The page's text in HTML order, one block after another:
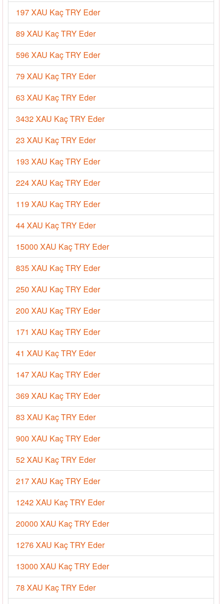
197 XAU Kaç TRY Eder
89 XAU Kaç TRY Eder
596 XAU Kaç TRY Eder
79 XAU Kaç TRY Eder
63 XAU Kaç TRY Eder
3432 XAU Kaç TRY Eder
23 XAU Kaç TRY Eder
193 XAU Kaç TRY Eder
224 XAU Kaç TRY Eder
119 XAU Kaç TRY Eder
44 XAU Kaç TRY Eder
15000 XAU Kaç TRY Eder
835 XAU Kaç TRY Eder
250 XAU Kaç TRY Eder
200 XAU Kaç TRY Eder
171 XAU Kaç TRY Eder
41 XAU Kaç TRY Eder
147 XAU Kaç TRY Eder
369 XAU Kaç TRY Eder
83 XAU Kaç TRY Eder
900 XAU Kaç TRY Eder
52 XAU Kaç TRY Eder
217 XAU Kaç TRY Eder
1242 XAU Kaç TRY Eder
20000 XAU Kaç TRY Eder
1276 XAU Kaç TRY Eder
13000 XAU Kaç TRY Eder
78 XAU Kaç TRY Eder